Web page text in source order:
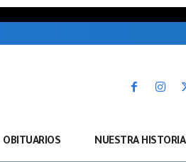
OBITUARIOS NUESTRA HISTORIA